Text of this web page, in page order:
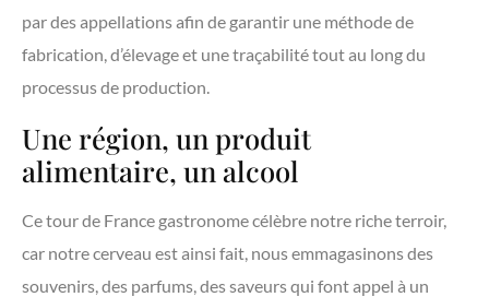
par des appellations afin de garantir une méthode de
fabrication, d’élevage et une traçabilité tout au long du
processus de production.
Une région, un produit
alimentaire, un alcool
Ce tour de France gastronome célèbre notre riche terroir,
car notre cerveau est ainsi fait, nous emmagasinons des
souvenirs, des parfums, des saveurs qui font appel à un